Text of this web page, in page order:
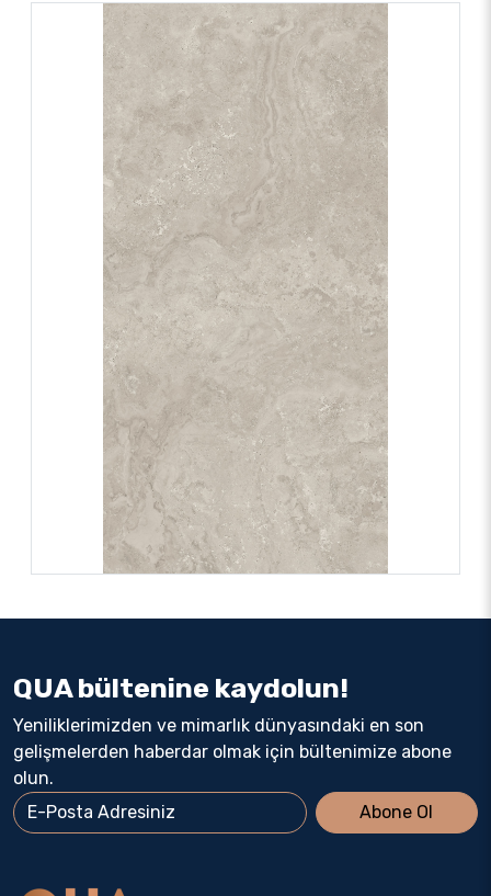
QUA bültenine kaydolun!
Yeniliklerimizden ve mimarlık dünyasındaki en son
gelişmelerden haberdar olmak için bültenimize abone
olun.
Abone Ol